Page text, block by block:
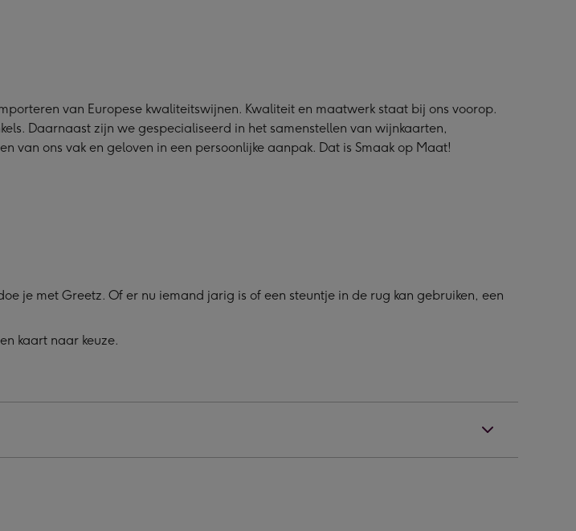
van Europese kwaliteitswijnen. Kwaliteit en maatwerk staat bij ons voorop.
Daarnaast zijn we gespecialiseerd in het samenstellen van wijnkaarten,
ons vak en geloven in een persoonlijke aanpak. Dat is Smaak op Maat!
je met Greetz. Of er nu iemand jarig is of een steuntje in de rug kan gebruiken, een
kaart naar keuze.